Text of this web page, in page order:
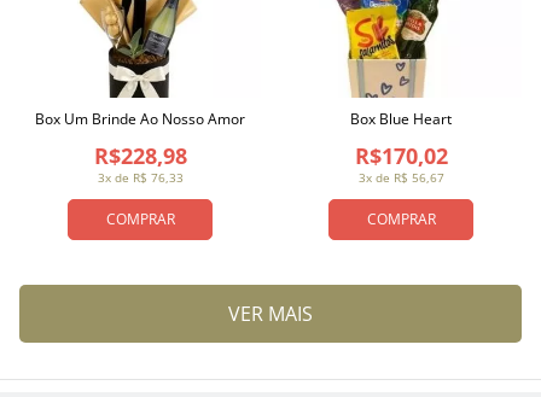
COMPRAR
3x de R$ 76,33
R$228,98
Box Um Brinde Ao Nosso Amor
COMPRAR
3x de R$ 56,67
R$170,02
Box Blue Heart
VER MAIS